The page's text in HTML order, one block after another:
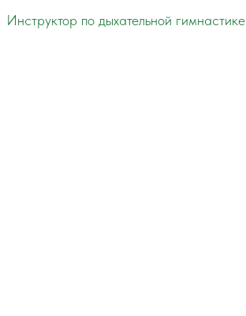
Инструктор по дыхательной гимнастике